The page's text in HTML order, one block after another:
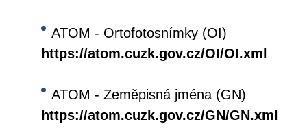
ATOM - Ortofotosnímky (OI)
https://atom.cuzk.gov.cz/OI/OI.xml
ATOM - Zeměpisná jména (GN)
https://atom.cuzk.gov.cz/GN/GN.xml